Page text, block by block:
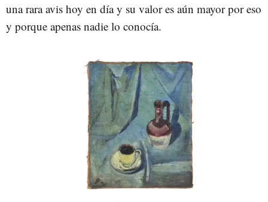
una rara avis hoy en día y su valor es aún mayor por eso
y porque apenas nadie lo conocía.